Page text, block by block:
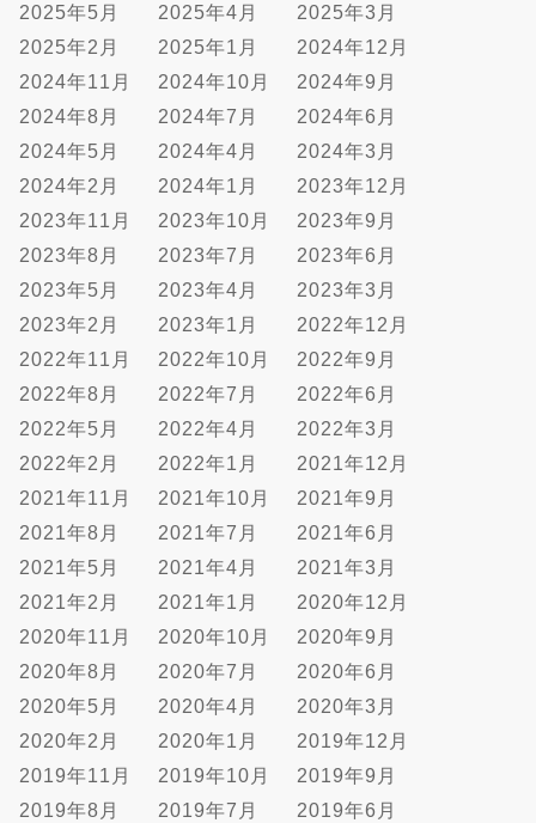
2025年5月
2025年4月
2025年3月
2025年2月
2025年1月
2024年12月
2024年11月
2024年10月
2024年9月
2024年8月
2024年7月
2024年6月
2024年5月
2024年4月
2024年3月
2024年2月
2024年1月
2023年12月
2023年11月
2023年10月
2023年9月
2023年8月
2023年7月
2023年6月
2023年5月
2023年4月
2023年3月
2023年2月
2023年1月
2022年12月
2022年11月
2022年10月
2022年9月
2022年8月
2022年7月
2022年6月
2022年5月
2022年4月
2022年3月
2022年2月
2022年1月
2021年12月
2021年11月
2021年10月
2021年9月
2021年8月
2021年7月
2021年6月
2021年5月
2021年4月
2021年3月
2021年2月
2021年1月
2020年12月
2020年11月
2020年10月
2020年9月
2020年8月
2020年7月
2020年6月
2020年5月
2020年4月
2020年3月
2020年2月
2020年1月
2019年12月
2019年11月
2019年10月
2019年9月
2019年8月
2019年7月
2019年6月